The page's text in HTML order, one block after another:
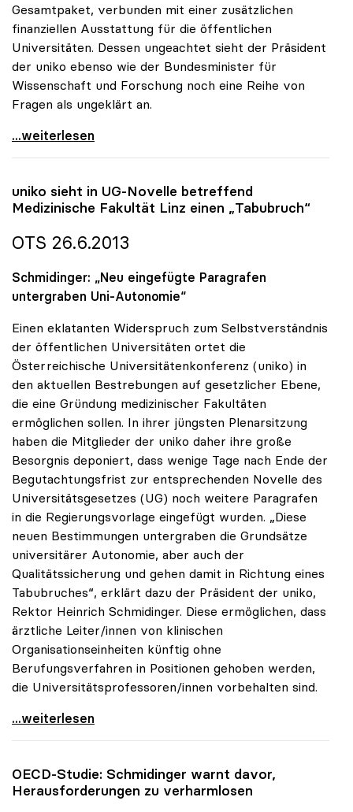
Gesamtpaket, verbunden mit einer zusätzlichen
finanziellen Ausstattung für die öffentlichen
Universitäten. Dessen ungeachtet sieht der Präsident
der uniko ebenso wie der Bundesminister für
Wissenschaft und Forschung noch eine Reihe von
Fragen als ungeklärt an.
Med-Fakultät Linz: Für uniko sind noch offene
...weiterlesen
uniko sieht in UG-Novelle betreffend
Medizinische Fakultät Linz einen „Tabubruch“
OTS 26.6.2013
Schmidinger: „Neu eingefügte Paragrafen
untergraben Uni-Autonomie“
Einen eklatanten Widerspruch zum Selbstverständnis
der öffentlichen Universitäten ortet die
Österreichische Universitätenkonferenz (uniko) in
den aktuellen Bestrebungen auf gesetzlicher Ebene,
die eine Gründung medizinischer Fakultäten
ermöglichen sollen. In ihrer jüngsten Plenarsitzung
haben die Mitglieder der uniko daher ihre große
Besorgnis deponiert, dass wenige Tage nach Ende der
Begutachtungsfrist zur entsprechenden Novelle des
Universitätsgesetzes (UG) noch weitere Paragrafen
in die Regierungsvorlage eingefügt wurden. „Diese
neuen Bestimmungen untergraben die Grundsätze
universitärer Autonomie, aber auch der
Qualitätssicherung und gehen damit in Richtung eines
Tabubruches“, erklärt dazu der Präsident der uniko,
Rektor Heinrich Schmidinger. Diese ermöglichen, dass
ärztliche Leiter/innen von klinischen
Organisationseinheiten künftig ohne
Berufungsverfahren in Positionen gehoben werden,
die Universitätsprofessoren/innen vorbehalten sind.
uniko sieht in UG-Novelle betreffend Medizinische
...weiterlesen
OECD-Studie: Schmidinger warnt davor,
Herausforderungen zu verharmlosen